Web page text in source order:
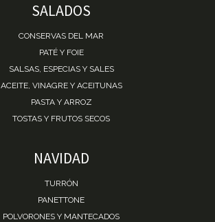
SALADOS
CONSERVAS DEL MAR
PATÉ Y FOIE
SALSAS, ESPECIAS Y SALES
ACEITE, VINAGRE Y ACEITUNAS
PASTA Y ARROZ
TOSTAS Y FRUTOS SECOS
NAVIDAD
TURRÓN
PANETTONE
POLVORONES Y MANTECADOS